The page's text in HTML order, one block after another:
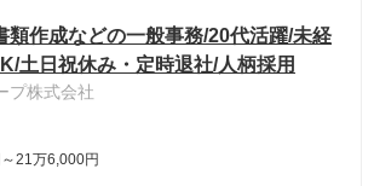
類作成などの一般事務/20代活躍/未経
土日祝休み・定時退社/人柄採用
プ株式会社
21万6,000円